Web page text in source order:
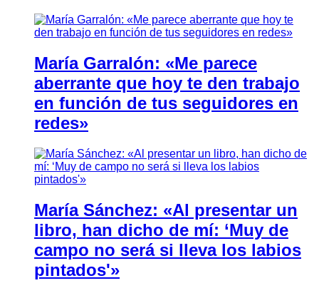
María Garralón: «Me parece
aberrante que hoy te den trabajo
en función de tus seguidores en
redes»
María Sánchez: «Al presentar un
libro, han dicho de mí: ‘Muy de
campo no será si lleva los labios
pintados'»